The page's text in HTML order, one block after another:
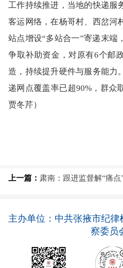
工作持续推进，当地的快递服
客运网络，在杨哥村、西岔河
站点增设“多站合一”寄递末端
争取补助资金，对原有6个邮
造，持续提升硬件与服务能力
递网点覆盖率已超90%，群众
贾冬芹）
上一篇： 肃南：跟进监督解“痛点
主办单位：中共张掖市纪
察委员